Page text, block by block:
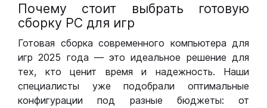
Почему стоит выбрать готовую
сборку РС для игр
Готовая сборка современного компьютера для
игр 2025 года — это идеальное решение для
тех, кто ценит время и надежность. Наши
специалисты уже подобрали оптимальные
конфигурации под разные бюджеты: от